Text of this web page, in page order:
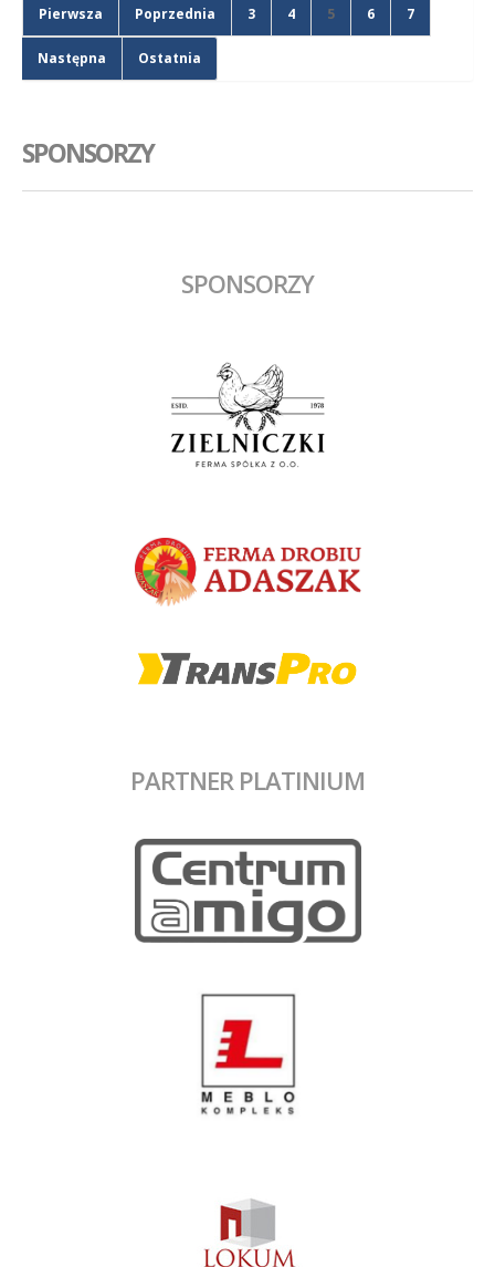
Pierwsza Poprzednia 3 4 5 6 7
Następna Ostatnia
SPONSORZY
SPONSORZY
PARTNER PLATINIUM